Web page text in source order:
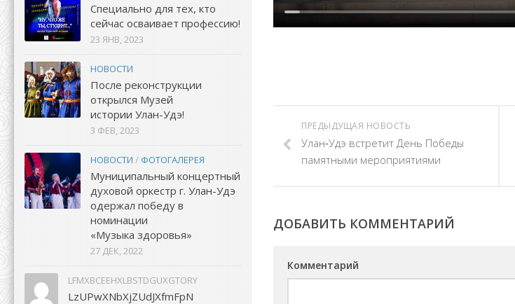
ПРЕДЫДУЩАЯ НОВОСТЬ
Улан‑Удэ встретит День Победы
памятными мероприятиями
ДОБАВИТЬ КОММЕНТАРИЙ
Комментарий
Специально для тех, кто
сейчас осваивает профессию!
23 ЯНВ, 2023
НОВОСТИ
После реконструкции
открылся Музей
истории Улан-Удэ!
3 ФЕВ, 2023
НОВОСТИ / ФОТОГАЛЕРЕЯ
Муниципальный концертный
духовой оркестр г. Улан-Удэ
одержал победу в
номинации
«Музыка здоровья»
27 ДЕК, 2022
LFMXBCEEHXLBSTDGUXGTORY
LzUPwXNbXjZUdJXfmFpN